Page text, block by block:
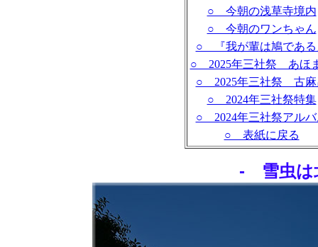
○ 今朝の浅草寺境内
○ 今朝のワンちゃん
○ 『我が輩は鳩である
○ 2025年三社祭 あほ
○ 2025年三社祭 古麻
○ 2024年三社祭特集
○ 2024年三社祭アルバ
○ 表紙に戻る
- 雪虫は